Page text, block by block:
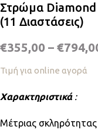
Στρώμα Diamond
(11 Διαστάσεις)
€355,00 – €
Τιμή για online αγορά
Χαρακτηριστικά:
Μέτριας